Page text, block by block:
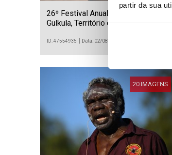
partir da sua
26º Festival Anual Garma em
Gulkula, Território do Norte,
ID: 47554935 Data: 02/08/2026 11:19
20 IMAGENS